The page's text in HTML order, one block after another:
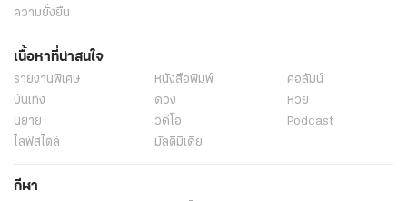
ความยั่งยืน
เนื้อหาที่น่าสนใจ
รายงานพิเศษ หนังสือพิมพ์
คอลัมน์
บันเทิง
ดวง
หวย
นิยาย
วิดีโอ
Podcast
ไลฟ์สไตล์
มัลติมีเดีย
กีฬา